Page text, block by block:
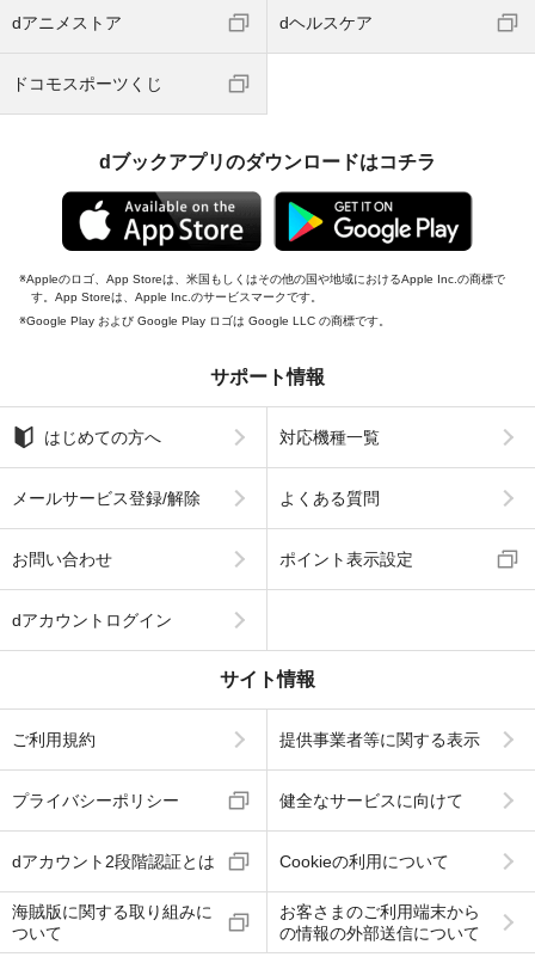
dアニメストア dヘルスケア
ドコモスポーツくじ
dブックアプリのダウンロードはコチラ
Appleのロゴ、App Storeは、米国もしくはその他の国や地域におけるApple Inc.の商標で
す。App Storeは、Apple Inc.のサービスマークです。
Google Play および Google Play ロゴは Google LLC の商標です。
サポート情報
はじめての方へ 対応機種一覧
メールサービス登録/解除 よくある質問
お問い合わせ ポイント表示設定
dアカウントログイン
サイト情報
ご利用規約 提供事業者等に関する表示
プライバシーポリシー 健全なサービスに向けて
dアカウント2段階認証とは Cookieの利用について
海賊版に関する取り組みに
ついて
お客さまのご利用端末から
の情報の外部送信について